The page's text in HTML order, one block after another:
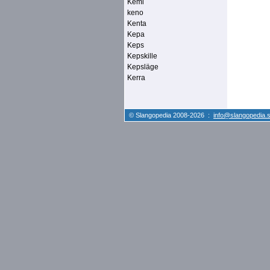
Kemi
keno
Kenta
Kepa
Keps
Kepskille
Kepsläge
Kerra
© Slangopedia 2008-2026 :